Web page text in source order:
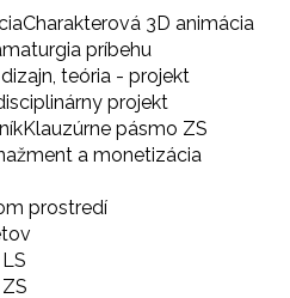
Charakterová 3D animácia
príbehu
teória - projekt
projekt
Klauzúrne pásmo ZS
a monetizácia
prostredí